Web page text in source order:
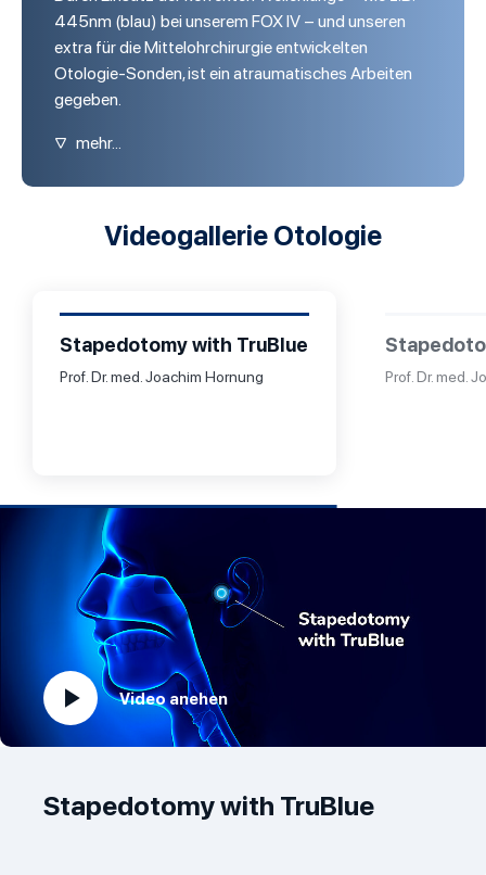
445nm (blau) bei unserem FOX IV – und unseren
extra für die Mittelohrchirurgie entwickelten
Otologie-Sonden, ist ein atraumatisches Arbeiten
gegeben.
▽ mehr...
Videogallerie Otologie
Stapedotomy with TruBlue
Prof. Dr. med. Joachim Hornung Prof. Dr. med.
play_arrow Video anehen
Stapedotomy with TruBlue